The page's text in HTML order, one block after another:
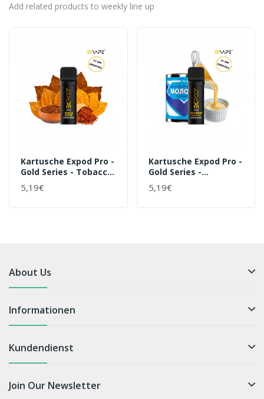
Add related products to weekly line up
Kartusche Expod Pro -
Gold Series - Tobacco
5,19€
Kartusche Expod Pro -
Gold Series -
5,19€
About Us
Informationen
Kundendienst
Join Our Newsletter